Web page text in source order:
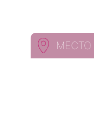
МЕСТО